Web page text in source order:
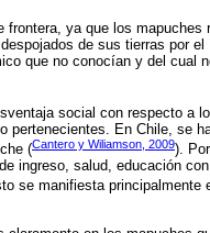
ya que los mapuches
de sus tierras por
que no conocían y del cual
social con respecto a
pertenecientes. En Chile, se
(Cantero y Wiliamson, 2009).
ingreso, salud, educación
se manifiesta principalmente